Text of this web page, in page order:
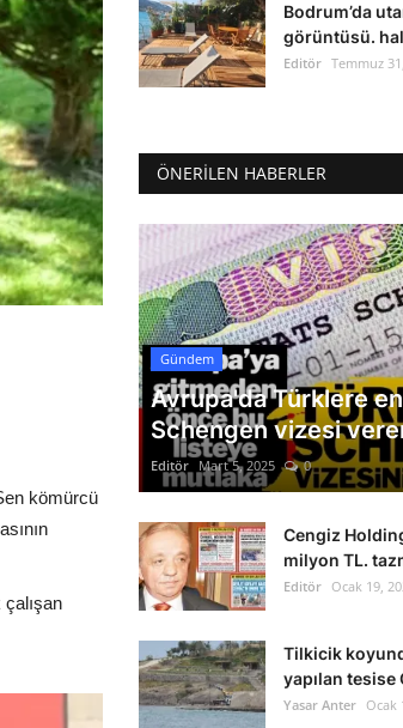
kömürcü
Bodrum’da
görüntüsü.
Editör Temmuz
ÖNERILEN HABERLER
Gündem
Avrupa'da Türklere
Schengen vizesi
Editör Mart 5, 2025 0
Cengiz
milyon TL.
Editör Ocak 19,
Tilkicik
yapılan tesise
Yasar Anter Ocak